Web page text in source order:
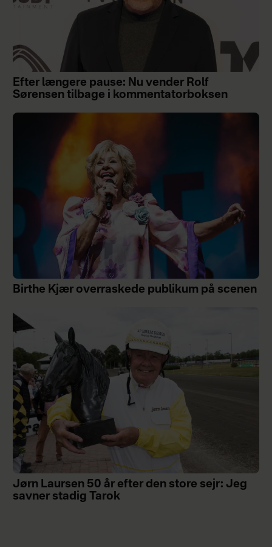
Efter længere pause: Nu vender Rolf
Sørensen tilbage i kommentatorboksen
Birthe Kjær overraskede publikum på scenen
Jørn Laursen 50 år efter den store sejr: Jeg
savner stadig Tarok